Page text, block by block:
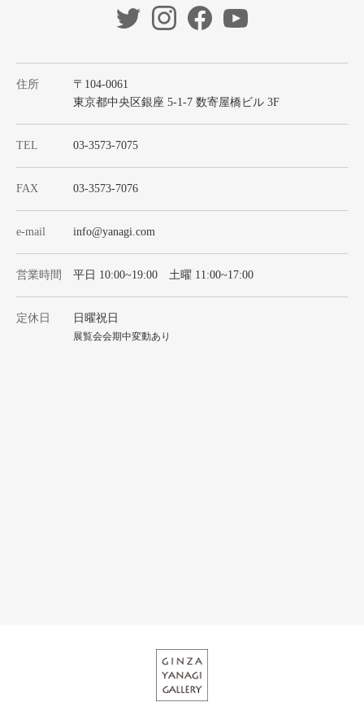
住所
〒104-0061
東京都中央区銀座 5-1-7 数寄屋橋ビル 3F
TEL 03-3573-7075
FAX 03-3573-7076
e-mail info@yanagi.com
営業時間 平日 10:00~19:00 土曜 11:00~17:00
定休日 日曜祝日
展覧会会期中変動あり